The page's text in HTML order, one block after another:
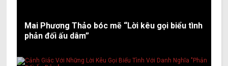
Mai Phương Thảo bóc mẽ “Lời kêu gọi biểu tình
phản đối ấu dâm”